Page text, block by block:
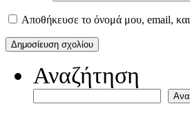
Αποθήκευσε το όνομά μου, email,
Αναζήτηση